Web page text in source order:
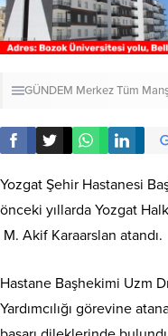
GÜNDEM MerkezTüm
Yozgat Şehir Hastanesi
önceki yıllarda Yozgat
M. Akif Karaarslan atandı.
Hastane Başhekimi Uzm
Yardımcılığı görevine